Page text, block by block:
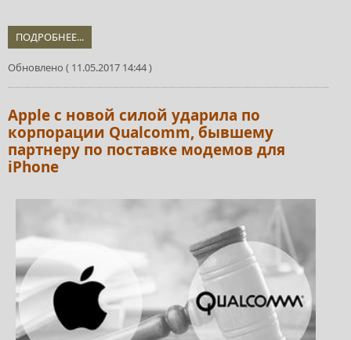
ПОДРОБНЕЕ...
Обновлено ( 11.05.2017 14:44 )
Apple с новой силой ударила по
корпорации Qualcomm, бывшему
партнеру по поставке модемов для
iPhone